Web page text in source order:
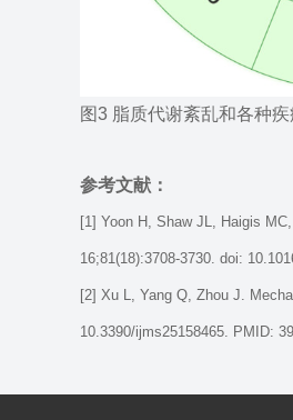
图3 脂质代谢紊乱和各种疾
参考文献：
[1] Yoon H, Shaw JL, Haigis
16;81(18):3708-3730. doi:
[2] Xu L, Yang Q, Zhou J.
10.3390/ijms25158465. PMID: